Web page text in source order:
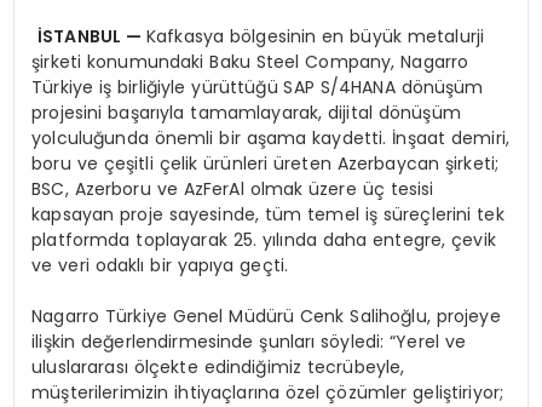
İSTANBUL — Kafkasya bölgesinin en büyük metalurji
şirketi konumundaki Baku Steel Company, Nagarro
Türkiye iş birliğiyle yürüttüğü SAP S/4HANA dönüşüm
projesini başarıyla tamamlayarak, dijital dönüşüm
yolculuğunda önemli bir aşama kaydetti. İnşaat demiri,
boru ve çeşitli çelik ürünleri üreten Azerbaycan şirketi;
BSC, Azerboru ve AzFerAl olmak üzere üç tesisi
kapsayan proje sayesinde, tüm temel iş süreçlerini tek
platformda toplayarak 25. yılında daha entegre, çevik
ve veri odaklı bir yapıya geçti.
Nagarro Türkiye Genel Müdürü Cenk Salihoğlu, projeye
ilişkin değerlendirmesinde şunları söyledi: “Yerel ve
uluslararası ölçekte edindiğimiz tecrübeyle,
müşterilerimizin ihtiyaçlarına özel çözümler geliştiriyor;